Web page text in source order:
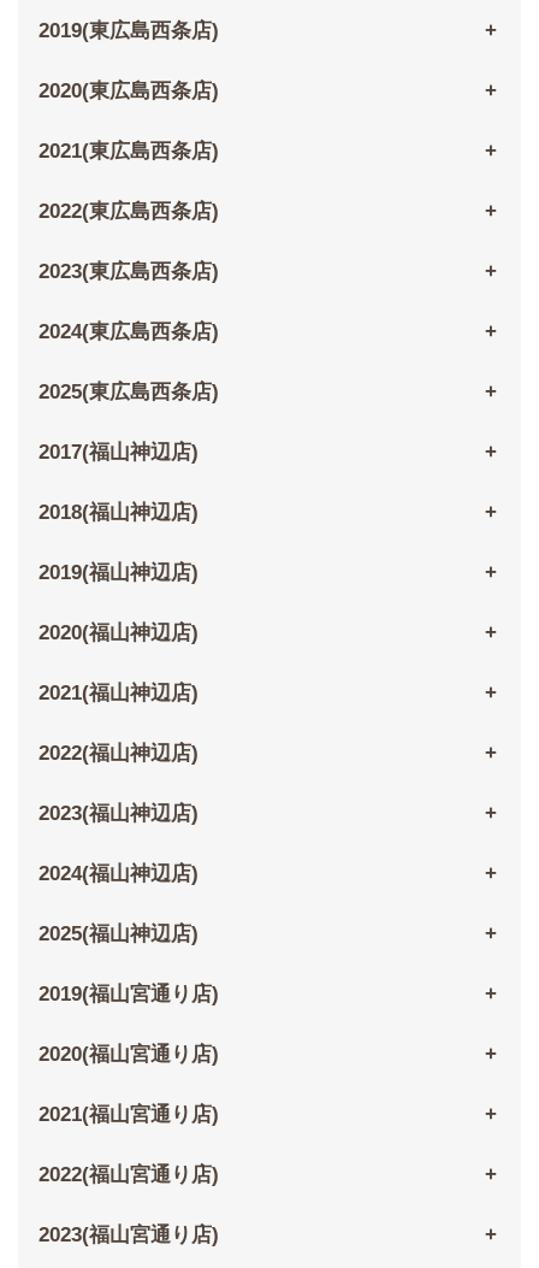
2019(東広島西条店)
2020(東広島西条店)
2021(東広島西条店)
2022(東広島西条店)
2023(東広島西条店)
2024(東広島西条店)
2025(東広島西条店)
2017(福山神辺店)
2018(福山神辺店)
2019(福山神辺店)
2020(福山神辺店)
2021(福山神辺店)
2022(福山神辺店)
2023(福山神辺店)
2024(福山神辺店)
2025(福山神辺店)
2019(福山宮通り店)
2020(福山宮通り店)
2021(福山宮通り店)
2022(福山宮通り店)
2023(福山宮通り店)